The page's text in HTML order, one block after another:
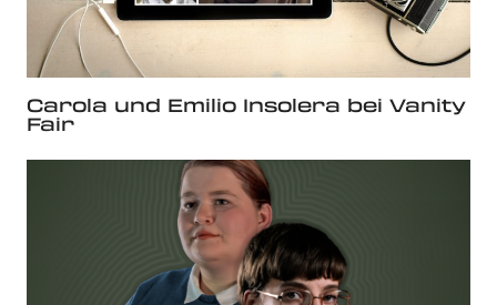
Carola und Emilio Insolera bei Vanity
Fair